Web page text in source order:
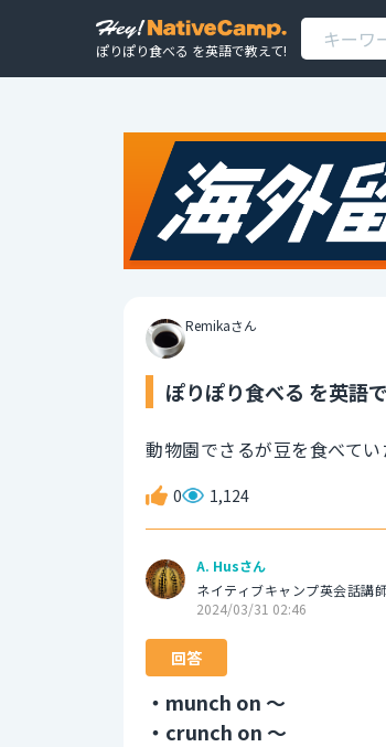
ぽりぽり食べる を英語で教えて!
Remikaさん
ぽりぽり食べる を英語
動物園でさるが豆を食べて
0 1,124
A. Husさん
ネイティブキャンプ英会話講
2024/03/31 02:46
回答
・munch on 〜
・crunch on 〜